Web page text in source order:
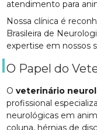
atendimento para
Nossa clínica é
Brasileira de
expertise em nossos
O Papel do
Oveterinário
profissional
neurológicas em
coluna, hérnias de